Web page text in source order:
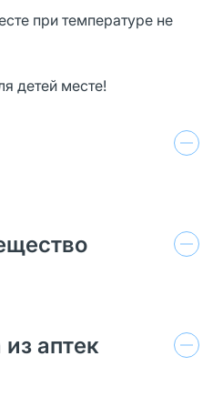
при температуре не
детей месте!
аптек